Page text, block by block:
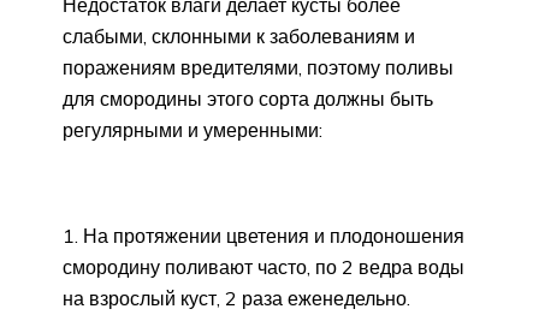
Недостаток влаги делает кусты более
слабыми, склонными к заболеваниям и
поражениям вредителями, поэтому поливы
для смородины этого сорта должны быть
регулярными и умеренными:
На протяжении цветения и плодоношения
смородину поливают часто, по 2 ведра воды
на взрослый куст, 2 раза еженедельно.